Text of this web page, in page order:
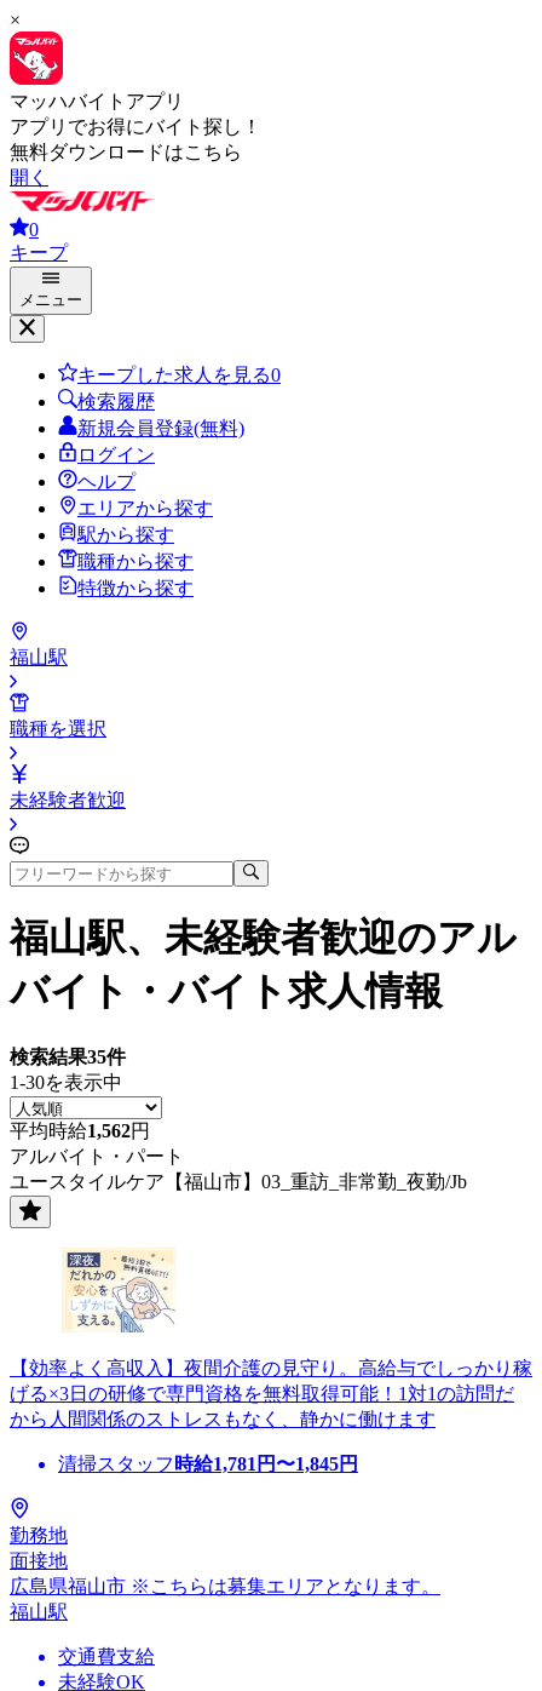
×
マッハバイトアプリ
アプリでお得にバイト探し！
無料ダウンロードはこちら
開く
0
キープ
メニュー
キープした求人を見る0
検索履歴
新規会員登録(無料)
ログイン
ヘルプ
エリアから探す
駅から探す
職種から探す
特徴から探す
福山駅
職種を選択
未経験者歓迎
福山駅、未経験者歓迎のアル
バイト・バイト求人情報
検索結果35件
1-30を表示中
平均時給1,562円
アルバイト・パート
ユースタイルケア【福山市】03_重訪_非常勤_夜勤/Jb
【効率よく高収入】夜間介護の見守り。高給与でしっかり稼
げる×3日の研修で専門資格を無料取得可能！1対1の訪問だ
から人間関係のストレスもなく、静かに働けます
清掃スタッフ 時給1,781 円〜1,845円
勤務地
面接地
広島県福山市 ※こちらは募集エリアとなります。
福山駅
交通費支給
未経験OK